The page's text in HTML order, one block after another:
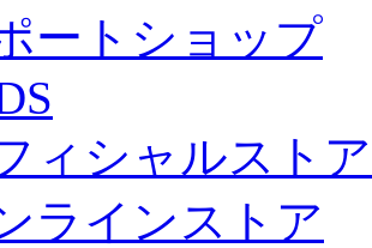
ートショップ
ィシャルスト
ラインストア